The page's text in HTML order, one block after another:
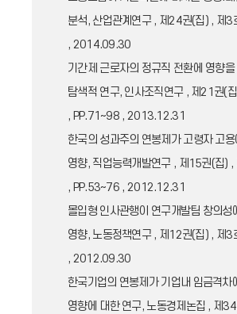
분석, 산업관계연구 , 제24권(집) , 제
, 2014.09.30
기간제 근로자의 정규직 전환에 영향
탐색적 연구, 인사조직연구 , 제21권(
, PP.71~98 , 2013.12.31
한국의 성과주의 연봉제가 고령자 고
영향, 직업능력개발연구 , 제15권(집) ,
, PP.53~76 , 2012.12.31
몰입형 인사관행이 연구개발팀 창의성
영향, 노동정책연구 , 제12권(집) , 제
, 2012.09.30
한국기업의 연봉제가 기업내 임금격차
영향에 대한 연구, 노동경제논집 , 제